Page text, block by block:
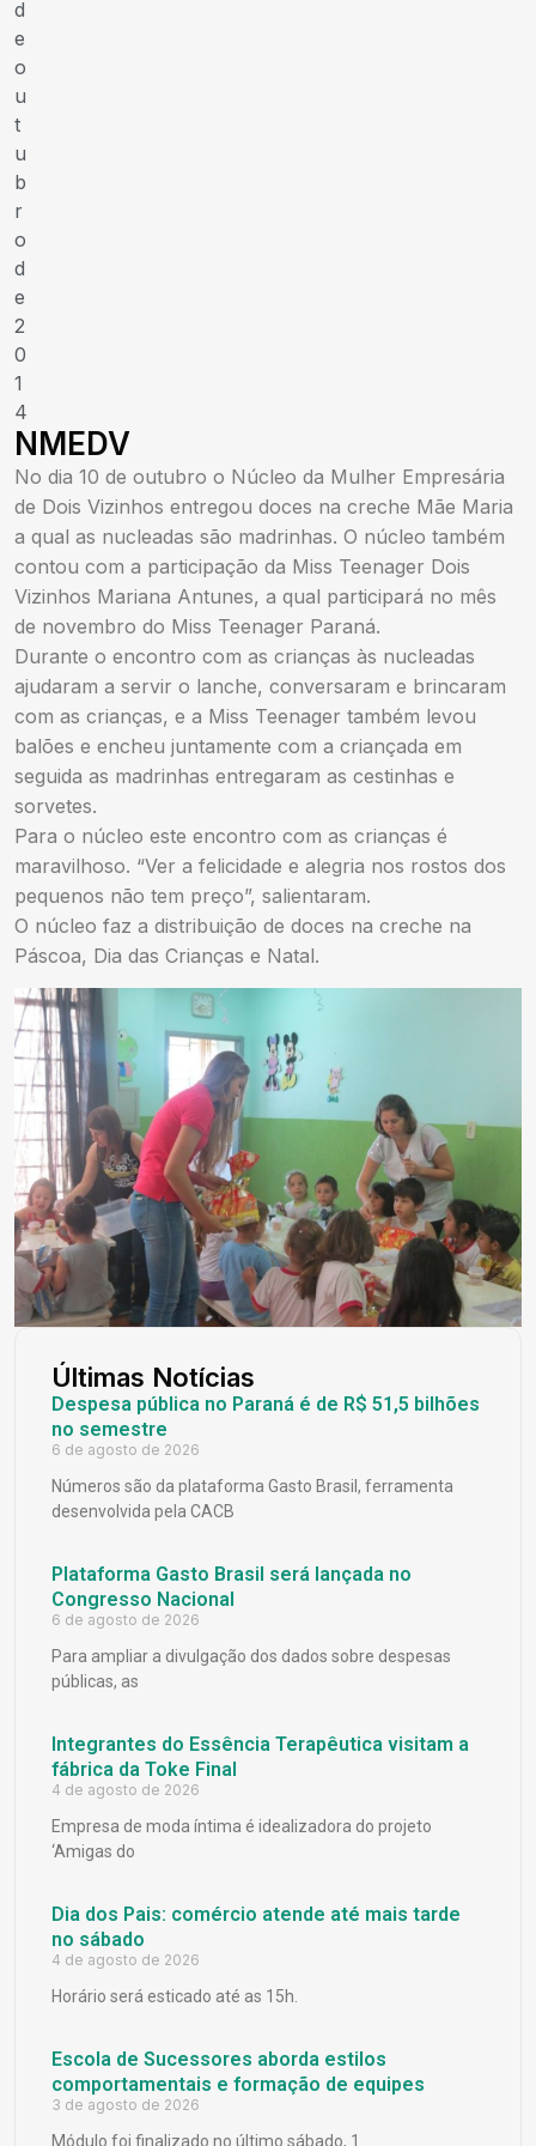
d
e
o
u
t
u
b
r
o
d
e
2
0
1
4
NMEDV
No dia 10 de outubro o Núcleo da Mulher Empresária
de Dois Vizinhos entregou doces na creche Mãe Maria
a qual as nucleadas são madrinhas. O núcleo também
contou com a participação da Miss Teenager Dois
Vizinhos Mariana Antunes, a qual participará no mês
de novembro do Miss Teenager Paraná.
Durante o encontro com as crianças às nucleadas
ajudaram a servir o lanche, conversaram e brincaram
com as crianças, e a Miss Teenager também levou
balões e encheu juntamente com a criançada em
seguida as madrinhas entregaram as cestinhas e
sorvetes.
Para o núcleo este encontro com as crianças é
maravilhoso. “Ver a felicidade e alegria nos rostos dos
pequenos não tem preço”, salientaram.
O núcleo faz a distribuição de doces na creche na
Páscoa, Dia das Crianças e Natal.
Últimas Notícias
Despesa pública no Paraná é de R$ 51,5 bilhões
no semestre
6 de agosto de 2026
Números são da plataforma Gasto Brasil, ferramenta
desenvolvida pela CACB
Plataforma Gasto Brasil será lançada no
Congresso Nacional
6 de agosto de 2026
Para ampliar a divulgação dos dados sobre despesas
públicas, as
Integrantes do Essência Terapêutica visitam a
fábrica da Toke Final
4 de agosto de 2026
Empresa de moda íntima é idealizadora do projeto
‘Amigas do
Dia dos Pais: comércio atende até mais tarde
no sábado
4 de agosto de 2026
Horário será esticado até as 15h.
Escola de Sucessores aborda estilos
comportamentais e formação de equipes
3 de agosto de 2026
Módulo foi finalizado no último sábado, 1.